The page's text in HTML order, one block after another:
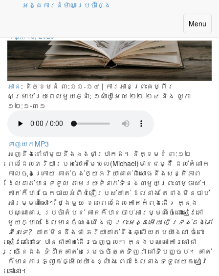
អង្គការនំម៉ាណាប្រចាំថ្ងៃ
Toggle
Menu
តើព្រះអង្គគង់នៅទីនេះទេ?
April 13, 2026
អាន : និក្ខមនំ ៣:១១-១៤ | ការអានព្រះគម្ពីរ
សម្រាប់រយៈពេលមួយឆ្នាំ: ១សាំយ៉ូអែល ២២-២៤ និង លូកា
១២:១-៣១
ទាញយកMP3
អញនឹងនៅជាមួយនឹងឯងជាប្រាកដ។ និក្ខមនំ ៣:១២
ពេល​ដែល​ភរិយា​របស់​លោក​មៃឃល(Michael)មាន​ជម្ងឺ ដល់​តំណាក់​
កាល​ចុង​ក្រោយ គាត់​ចង់​ឲ្យ​ភរិយា​គាត់ពិសោធ​នឹង​សន្តិភាព
ដែល​គាត់​បាន​ទទួល តាម​រយៈ​ទំនាក់​ទំនង​ជា​មួយ​ព្រះ​ជា​ម្ចាស់។
គាត់​ក៏​បាន​ចែក​ចាយ​អំពី​ជំនឿ​របស់​គាត់​ ដល់​នាង តែ​នាង​មិន​ចាប់​
អារម្មណ៍​សោះ។​ ថ្ងៃ​មួយ ខណៈ​ពេល​ដែល​គាត់​កំពុង​ដើរ ក្នុង​
បណ្ណា​គារ ​ប្រចាំ​តំបន់ គាត់​ក៏​បាន​ចាប់​អារម្មណ៍​ចំពោះ​សៀវភៅ​
មួយ​ក្បាល ដែល​មាន​ចំណង​ជើង​ថា ព្រះ​អង្គ​អើយ តើ​ទ្រង់គង់​នៅ​
ទីនេះ​ទេ? គាត់​មិន​ដឹង​ថា ភរិយា​គាត់​នឹង​ឆ្លើយ​តប​យ៉ាង​ណា ចំពោះ​
សៀវភៅ​នោះ​ទេ បាន​ជា​គាត់​ដើរ​ចេញ​ចូល​ៗ ក្នុង​បណ្ណាគារ​នោះ​ជា​
ច្រើន​ដង ទំរាំ​តែ​គាត់​សម្រេច​ចិត្ត​ទិញ​វា នៅ​ទី​បញ្ចប់។​ គាត់​
ក៏​មាន​ការ​ភ្ញាក់​ផ្អើល​យ៉ាង​ខ្លាំង ​ពេល​ដែល​នាង​ទទួល​យក​សៀវ​
ភៅ​នោះ។